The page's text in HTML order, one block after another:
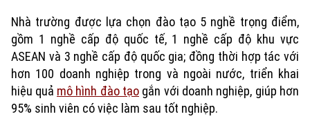
Nhà trường được lựa chọn đào tạo 5 nghề trọng điểm,
gồm 1 nghề cấp độ quốc tế, 1 nghề cấp độ khu vực
ASEAN và 3 nghề cấp độ quốc gia; đồng thời hợp tác với
hơn 100 doanh nghiệp trong và ngoài nước, triển khai
hiệu quả mô hình đào tạo gắn với doanh nghiệp, giúp hơn
95% sinh viên có việc làm sau tốt nghiệp.